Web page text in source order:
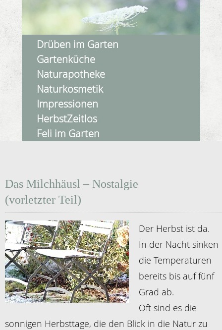
Drüben im Garten
Gartenküche
Naturapotheke
Naturkosmetik
Impressionen
HerbstZeitlos
Feli im Garten
Das Milchhäusl – Nostalgie
(vorletzter Teil)
Der Herbst ist da.
In der Nacht sinken
die Temperaturen
bereits bis auf fünf
Grad ab.
Oft sind es die
sonnigen Herbsttage, die den Blick in die Natur zu